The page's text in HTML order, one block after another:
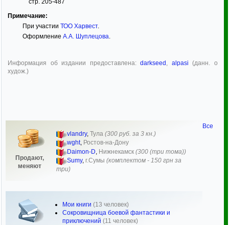
стр. 205-487
Примечание:
При участии ТОО Харвест.
Оформление А.А. Шуплецова.
Информация об издании предоставлена:darkseed , alpasi (данн. о
худож.)
Продают,
меняют
vlandry, Тула (300 руб. за 3 кн.)
wght, Ростов-на-Дону
Daimon-D Нижнекамск (300 (три тома))
Sumy, г.Сумы (комплектом - 150 грн за
три)
Мои книги (13 человек)
Сокровищница боевой фантастики и
приключений (11 человек)
Все